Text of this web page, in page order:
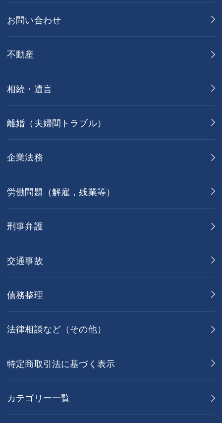
お問い合わせ
不動産
相続・遺言
離婚（夫婦間トラブル）
企業法務
労働問題（解雇，残業等）
刑事弁護
交通事故
債務整理
法律相談など（その他）
特定商取引法に基づく表示
カテゴリー一覧